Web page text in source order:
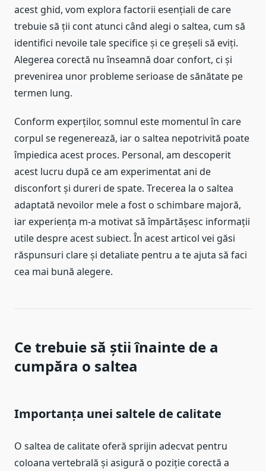
acest ghid, vom explora factorii esențiali de care
trebuie să ții cont atunci când alegi o saltea, cum să
identifici nevoile tale specifice și ce greșeli să eviți.
Alegerea corectă nu înseamnă doar confort, ci și
prevenirea unor probleme serioase de sănătate pe
termen lung.
Conform experților, somnul este momentul în care
corpul se regenerează, iar o saltea nepotrivită poate
împiedica acest proces. Personal, am descoperit
acest lucru după ce am experimentat ani de
disconfort și dureri de spate. Trecerea la o saltea
adaptată nevoilor mele a fost o schimbare majoră,
iar experiența m-a motivat să împărtășesc informații
utile despre acest subiect. În acest articol vei găsi
răspunsuri clare și detaliate pentru a te ajuta să faci
cea mai bună alegere.
Ce trebuie să știi înainte de a
cumpăra o saltea
Importanța unei saltele de calitate
O saltea de calitate oferă sprijin adecvat pentru
coloana vertebrală și asigură o poziție corectă a